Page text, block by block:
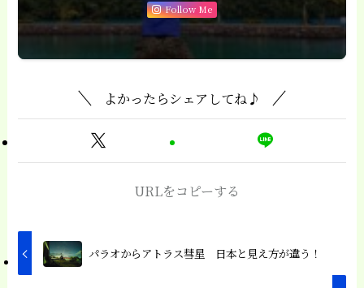
Follow Me
よかったらシェアしてね♪
URLをコピーする
パラオからアトラス彗星 日本と見え方が違う！